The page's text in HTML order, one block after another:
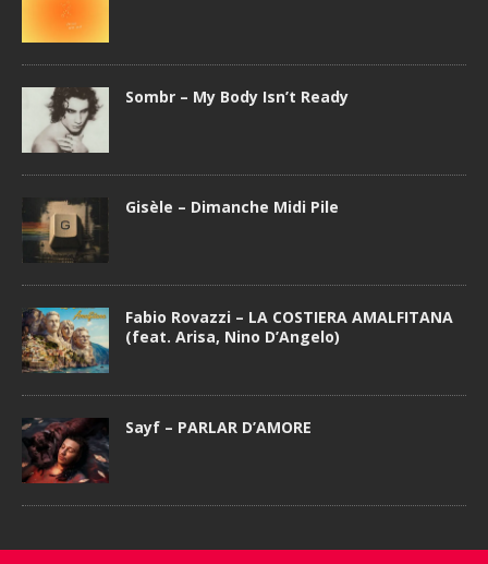
Sombr – My Body Isn’t Ready
Gisèle – Dimanche Midi Pile
Fabio Rovazzi – LA COSTIERA AMALFITANA
(feat. Arisa, Nino D’Angelo)
Sayf – PARLAR D’AMORE